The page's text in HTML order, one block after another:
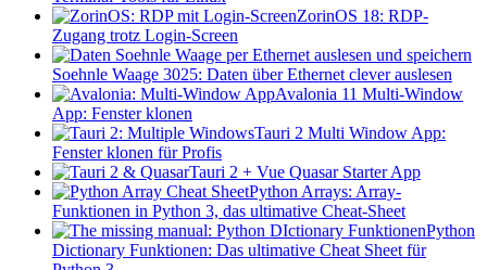
ZorinOS 18: RDP-
Zugang trotz Login-Screen
Soehnle Waage 3025: Daten über Ethernet clever auslesen
Avalonia 11 Multi-Window
App: Fenster klonen
Tauri 2 Multi Window App:
Fenster klonen für Profis
Tauri 2 + Vue Quasar Starter App
Python Arrays: Array-
Funktionen in Python 3, das ultimative Cheat-Sheet
Python
Dictionary Funktionen: Das ultimative Cheat Sheet für